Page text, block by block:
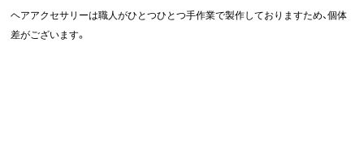
ヘアアクセサリーは職人がひとつひとつ手作業で製作しておりますため、個体
差がございます。